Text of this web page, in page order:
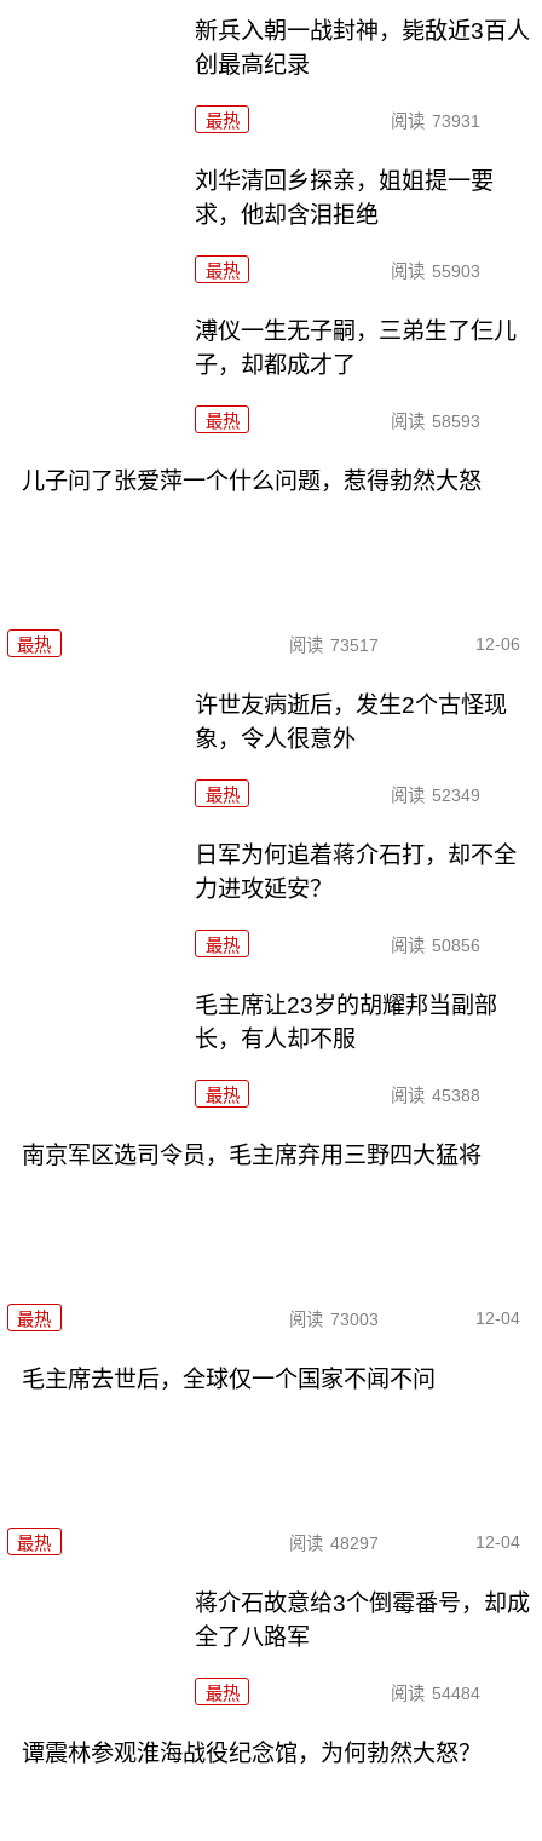
新兵入朝一战封神，毙敌近3百人
创最高纪录
最热 阅读 73931
刘华清回乡探亲，姐姐提一要
求，他却含泪拒绝
最热 阅读 55903
溥仪一生无子嗣，三弟生了仨儿
子，却都成才了
最热 阅读 58593
儿子问了张爱萍一个什么问题，惹得勃然大怒
最热 阅读 73517 12-06
许世友病逝后，发生2个古怪现
象，令人很意外
最热 阅读 52349
日军为何追着蒋介石打，却不全
力进攻延安？
最热 阅读 50856
毛主席让23岁的胡耀邦当副部
长，有人却不服
最热 阅读 45388
南京军区选司令员，毛主席弃用三野四大猛将
最热 阅读 73003 12-04
毛主席去世后，全球仅一个国家不闻不问
最热 阅读 48297 12-04
蒋介石故意给3个倒霉番号，却成
全了八路军
最热 阅读 54484
谭震林参观淮海战役纪念馆，为何勃然大怒？